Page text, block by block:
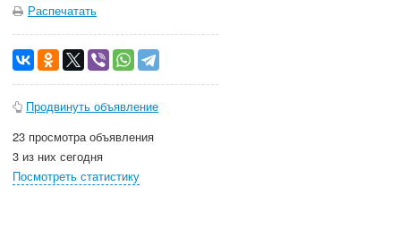
Распечатать
Продвинуть объявление
23 просмотра объявления
3 из них сегодня
Посмотреть статистику